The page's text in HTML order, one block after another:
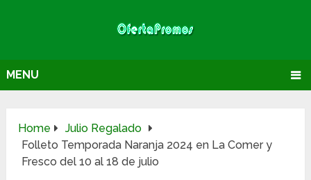
MENU
Home
Julio Regalado
Folleto Temporada Naranja 2024 en La Comer y
Fresco del 10 al 18 de julio